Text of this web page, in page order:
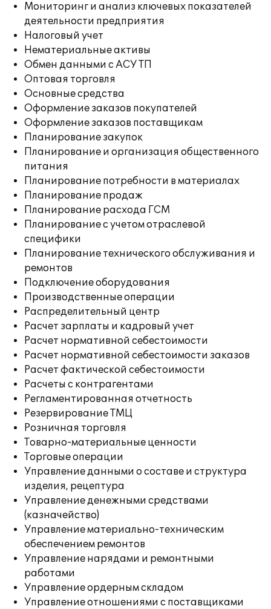
Мониторинг и анализ ключевых показателей
деятельности предприятия
Налоговый учет
Нематериальные активы
Обмен данными с АСУ ТП
Оптовая торговля
Основные средства
Оформление заказов покупателей
Оформление заказов поставщикам
Планирование закупок
Планирование и организация общественного
питания
Планирование потребности в материалах
Планирование продаж
Планирование расхода ГСМ
Планирование с учетом отраслевой
специфики
Планирование технического обслуживания и
ремонтов
Подключение оборудования
Производственные операции
Распределительный центр
Расчет зарплаты и кадровый учет
Расчет нормативной себестоимости
Расчет нормативной себестоимости заказов
Расчет фактической себестоимости
Расчеты с контрагентами
Регламентированная отчетность
Резервирование ТМЦ
Розничная торговля
Товарно-материальные ценности
Торговые операции
Управление данными о составе и структура
изделия, рецептура
Управление денежными средствами
(казначейство)
Управление материально-техническим
обеспечением ремонтов
Управление нарядами и ремонтными
работами
Управление ордерным складом
Управление отношениями с поставщиками